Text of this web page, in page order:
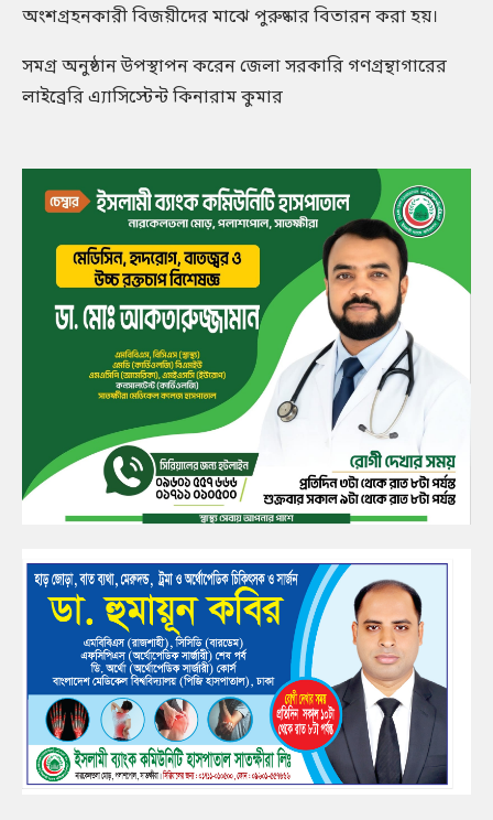
অংশগ্রহনকারী বিজয়ীদের মাঝে পুরুষ্কার বিতারন করা হয়।
সমগ্র অনুষ্ঠান উপস্থাপন করেন জেলা সরকারি গণগ্রন্থাগারের
লাইব্রেরি এ্যাসিস্টেন্ট কিনারাম কুমার